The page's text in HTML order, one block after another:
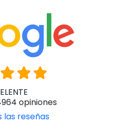
opiniones
las reseñas